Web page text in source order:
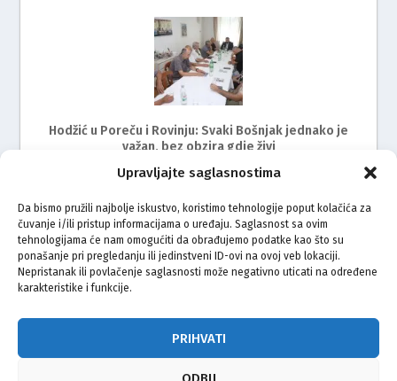
Upravljajte saglasnostima
Da bismo pružili najbolje iskustvo, koristimo tehnologije poput kolačića za
čuvanje i/ili pristup informacijama o uređaju. Saglasnost sa ovim
tehnologijama će nam omogućiti da obrađujemo podatke kao što su
ponašanje pri pregledanju ili jedinstveni ID-ovi na ovoj veb lokaciji.
Nepristanak ili povlačenje saglasnosti može negativno uticati na određene
karakteristike i funkcije.
PRIHVATI
Hodžić u Poreču i Rovinju: Svaki Bošnjak jednako je
važan, bez obzira gdje živi
Održan radni sastanak s predstavnicima Bošnjaka
Istre